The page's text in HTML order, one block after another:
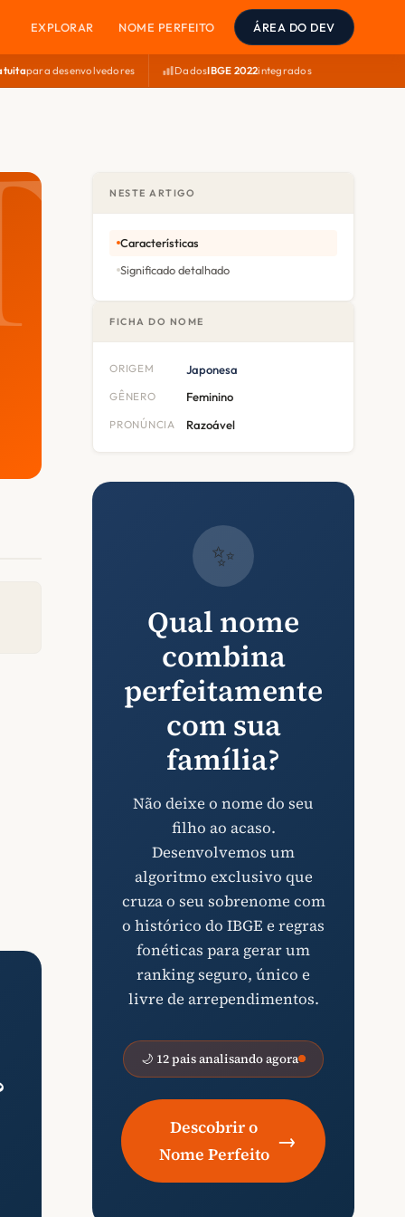
EXPLORAR NOME PERFEITO ÁREA DO DEV
para desenvolvedores DadosIBGE 2022integrados
NESTE ARTIGO
Características
Significado detalhado
FICHA DO NOME
ORIGEM Japonesa
GÊNERO Feminino
PRONÚNCIA Razoável
✨
Qual nome
combina
perfeitamente
com sua
família?
Não deixe o nome do seu
filho ao acaso.
Desenvolvemos um
algoritmo exclusivo que
cruza o seu sobrenome com
o histórico do IBGE e regras
fonéticas para gerar um
ranking seguro, único e
livre de arrependimentos.
🌙 12 pais analisando agora
Descobrir o
Nome Perfeito
→